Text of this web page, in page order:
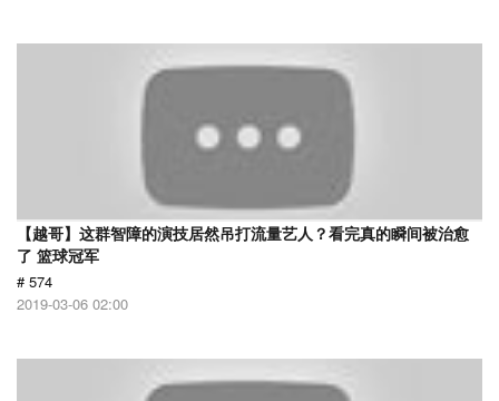
【越哥】这群智障的演技居然吊打流量艺人？看完真的瞬间被治愈
了 篮球冠军
# 574
2019-03-06 02:00